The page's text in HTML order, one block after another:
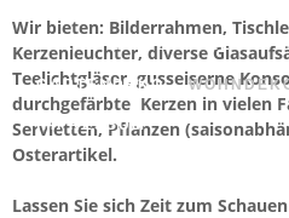
ÜBER UNS AKTUELLES
GARTENDEKO
IMPRESSUM
Wir bieten: Bilderrahmen,
Kerzenleuchter, diverse
Teelichtgläser, gusseiserne
durchgefärbte Kerzen in vielen
Servietten, Pflanzen
Osterartikel.
Lassen Sie sich Zeit zum